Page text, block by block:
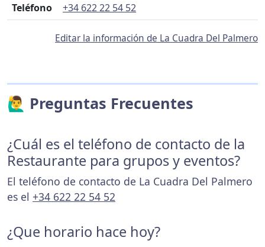
Teléfono +34 622 22 54 52
Editar la información de La Cuadra Del Palmero
🙋‍♂️ Preguntas Frecuentes
¿Cuál es el teléfono de contacto de la
Restaurante para grupos y eventos?
El teléfono de contacto de La Cuadra Del Palmero
es el +34 622 22 54 52
¿Que horario hace hoy?